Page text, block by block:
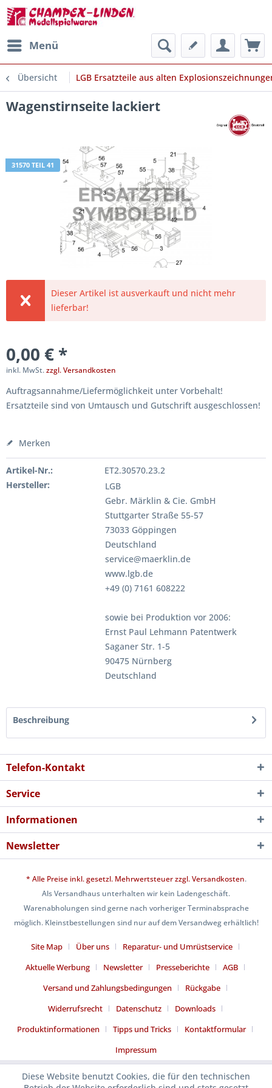
Menü
Übersicht LGB Ersatzteile aus alten
Wagenstirnseite lackiert
31570 TEIL 41
Dieser Artikel ist ausverkauft und nicht mehr
lieferbar!
0,00 € *
inkl. MwSt.zzgl. Versandkosten
Auftragsannahme/Liefermöglichkeit unter Vorbehalt!
Ersatzteile sind von Umtausch und Gutschrift ausgeschlossen!
Merken
Artikel-Nr.:
ET2.30570.23.2
Hersteller:
LGB
Gebr. Märklin & Cie. GmbH
Stuttgarter Straße 55-57
73033 Göppingen
Deutschland
service@maerklin.de
www.lgb.de
+49 (0) 7161 608222
sowie bei Produktion vor 2006:
Ernst Paul Lehmann Patentwerk
Saganer Str. 1-5
90475 Nürnberg
Deutschland
Beschreibung
Telefon-Kontakt
Service
Informationen
Newsletter
* Alle Preise inkl. gesetzl. Mehrwertsteuer zzgl.Versandkosten.
Als Versandhaus unterhalten wir kein Ladengeschäft.
Warenabholungen sind gerne nach vorheriger Terminabsprache
möglich. Kleinstbestellungen sind nur auf dem Versandweg erhältlich!
Site Map Über uns
Reparatur- und Umrüstservice
Aktuelle Werbung
Newsletter Presseberichte
AGB
Versand und Zahlungsbedingungen
Rückgabe
Widerrufsrecht
Datenschutz
Downloads
Produktinformationen
Tipps und Tricks
Kontaktformular
Impressum
Diese Website benutzt Cookies, die für den technischen